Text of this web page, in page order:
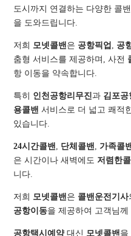
도시까지 연결하는 다양한 콜
을 도와드립니다.
저희 모넷콜밴 은 공항픽업 공
춤형 서비스를 제공하며, 사전
항 이동을 약속합니다.
특히 인천공항리무진과 김포공
용콜밴 서비스로 더 넓고 쾌적
있습니다.
24시간콜밴 단체콜밴 가족콜밴
은 시간이나 새벽에도 저렴한
니다.
저희 모넷콜밴 은 콜밴운전기사
공항이동을 제공하여 고객님
공항택시예약대신 모넷콜밴 을